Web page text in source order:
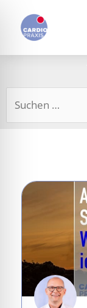
Inhalt
springen